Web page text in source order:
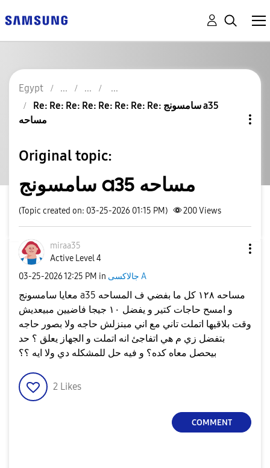
Egypt
Re: Re: Re: Re: Re: Re: Re: Re: سامسونج a35
مساحه
Original topic:
سامسونج a35 مساحه
(Topic created on: 03-25-2026 01:15 PM) 200Views
miraa35
Active Level 4
‎03-25-202612:25 PM in جالاكسى A
معايا سامسونج a35 مساحه ١٢٨ كل ما بفضي ف المساحه
و امسح حاجات كتير و يفضل ١٠ جيجا فاضيين مبيعديش
وقت بلاقيها اتملت تاني مع اني مبنزلش حاجه ولا بصور حاجه
بتفضل زي م هي اتفاجئ انه اتملت و الجهاز يعلق ؟ حد
بيحصل معاه كده؟ و فيه حل للمشكله دي ولا ايه ؟؟
2 Likes
COMMENT